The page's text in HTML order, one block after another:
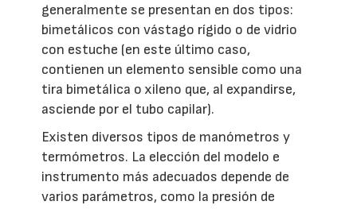
generalmente se presentan en dos tipos:
bimetálicos con vástago rígido o de vidrio
con estuche (en este último caso,
contienen un elemento sensible como una
tira bimetálica o xileno que, al expandirse,
asciende por el tubo capilar).
Existen diversos tipos de manómetros y
termómetros. La elección del modelo e
instrumento más adecuados depende de
varios parámetros, como la presión de